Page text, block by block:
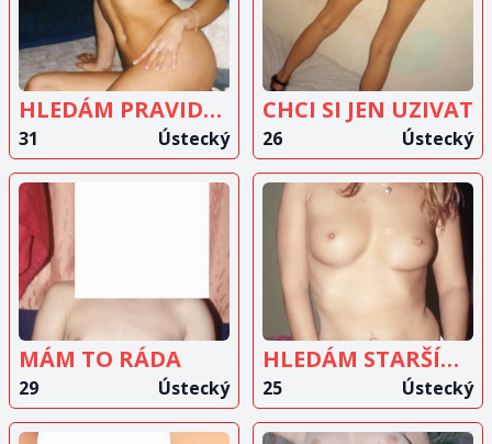
INZERÁT
HLEDÁM PRAVIDELNÉHO MILENCE
31 Ústecký
INZERÁT
CHCI SI JEN UZIVAT
26 Ústecký
ZOBRAZIT
INZERÁT
MÁM TO RÁDA
29 Ústecký
ZOBRAZIT
INZERÁT
HLEDÁM STARŠÍHO MUŽE
25 Ústecký